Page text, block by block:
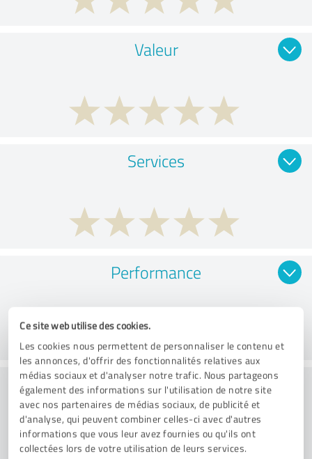
Ce site web utilise des cookies.
Les cookies nous permettent de personnaliser le contenu et
les annonces, d'offrir des fonctionnalités relatives aux
médias sociaux et d'analyser notre trafic. Nous partageons
également des informations sur l'utilisation de notre site
avec nos partenaires de médias sociaux, de publicité et
d'analyse, qui peuvent combiner celles-ci avec d'autres
informations que vous leur avez fournies ou qu'ils ont
collectées lors de votre utilisation de leurs services.
Valeur
Services
Performance
Conseil